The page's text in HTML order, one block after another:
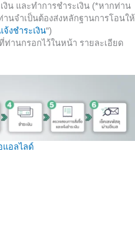
งิน และทำการชำระเงิน (*หากท่าน
านจำเป็นต้องส่งหลักฐานการโอนให้
จ้งชำระเงิน“)
านกรอกไว้ในหน้า รายละเอียด